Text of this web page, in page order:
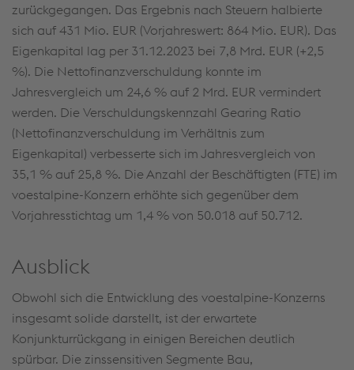
zurückgegangen. Das Ergebnis nach Steuern halbierte
sich auf 431 Mio. EUR (Vorjahreswert: 864 Mio. EUR). Das
Eigenkapital lag per 31.12.2023 bei 7,8 Mrd. EUR (+2,5
%). Die Nettofinanzverschuldung konnte im
Jahresvergleich um 24,6 % auf 2 Mrd. EUR vermindert
werden. Die Verschuldungskennzahl Gearing Ratio
(Nettofinanzverschuldung im Verhältnis zum
Eigenkapital) verbesserte sich im Jahresvergleich von
35,1 % auf 25,8 %. Die Anzahl der Beschäftigten (FTE) im
voestalpine-Konzern erhöhte sich gegenüber dem
Vorjahresstichtag um 1,4 % von 50.018 auf 50.712.
Ausblick
Obwohl sich die Entwicklung des voestalpine-Konzerns
insgesamt solide darstellt, ist der erwartete
Konjunkturrückgang in einigen Bereichen deutlich
spürbar. Die zinssensitiven Segmente Bau,